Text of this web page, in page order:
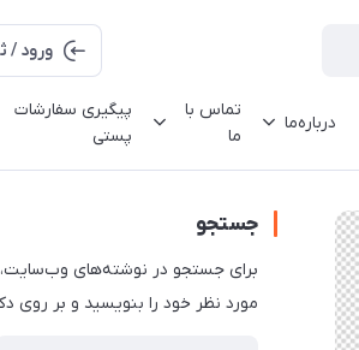
ورود /
درباره‌ما
تماس با
ما
پیگیری سفارشات
پستی
جستجو
برای جستجو در نوشته‌های
مورد نظر خود را بنویسید و بر روی